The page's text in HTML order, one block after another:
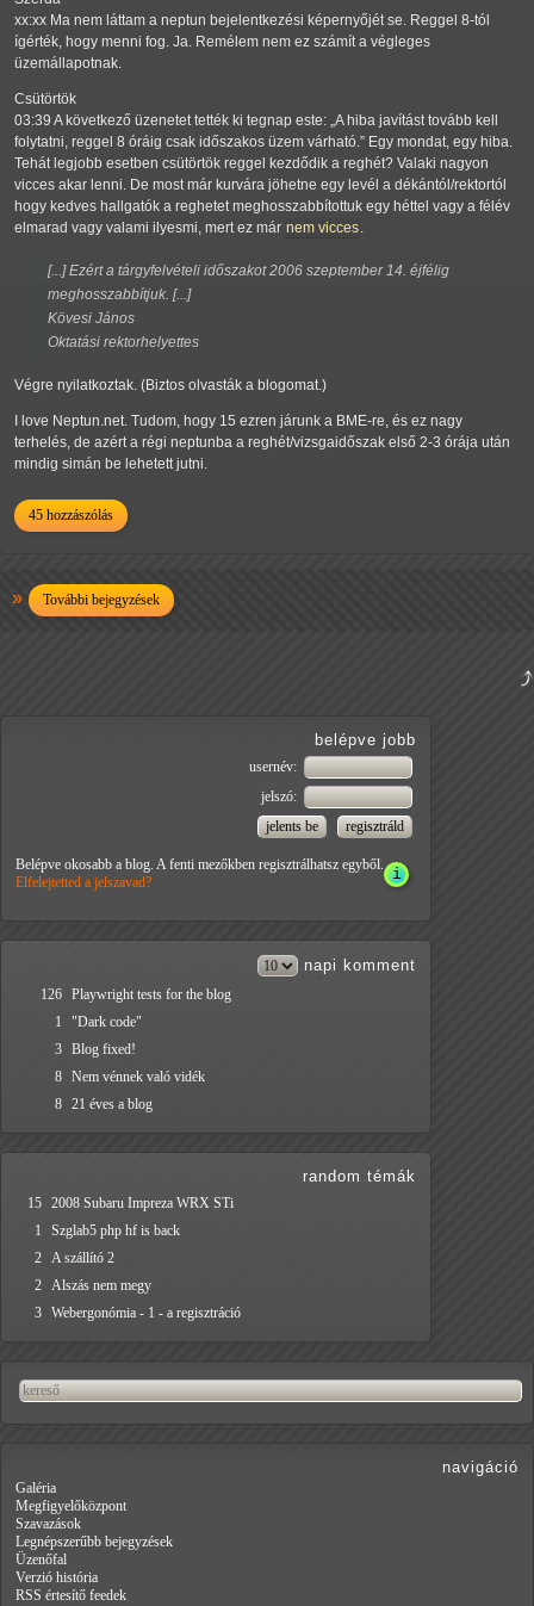
xx:xx Ma nem láttam a neptun bejelentkezési képernyőjét se. Reggel 8-tól
ígérték, hogy menni fog. Ja. Remélem nem ez számít a végleges
üzemállapotnak.
Csütörtök
03:39 A következő üzenetet tették ki tegnap este: A hiba javítást tovább kell
folytatni, reggel 8 óráig csak időszakos üzem várható.
Egy mondat, egy hiba.
Tehát legjobb esetben csütörtök reggel kezdődik a reghét? Valaki nagyon
vicces akar lenni. De most már kurvára jöhetne egy levél a dékántól/rektortól
hogy kedves hallgatók a reghetet meghosszabbítottuk egy héttel vagy a félév
elmarad vagy valami ilyesmi, mert ez már nem vicces.
[...] Ezért a tárgyfelvételi időszakot 2006 szeptember 14. éjfélig
meghosszabbítjuk. [...]
Kövesi János
Oktatási rektorhelyettes
Végre nyilatkoztak. (Biztos olvasták a blogomat.)
I love Neptun.net. Tudom, hogy 15 ezren járunk a BME-re, és ez nagy
terhelés, de azért a régi neptunba a reghét/vizsgaidőszak első 2-3 órája után
mindig simán be lehetett jutni.
45 hozzászólás
További bejegyzések
belépve jobb
usernév:
jelszó:
Belépve okosabb a blog. A fenti mezőkben regisztrálhatsz egyből.
Elfelejtetted a jelszavad?
napi komment
126 Playwright tests for the blog
1
"Dark code"
3 Blog fixed!
8 Nem vénnek való vidék
8 21 éves a blog
random témák
15 2008 Subaru Impreza WRX STi
1
Szglab5 php hf is back
2 A szállító 2
2 Alszás nem megy
3 Webergonómia - 1 - a regisztráció
navigáció
Galéria
Megfigyelőközpont
Szavazások
Legnépszerűbb bejegyzések
Üzenőfal
Verzió história
RSS értesítő feedek